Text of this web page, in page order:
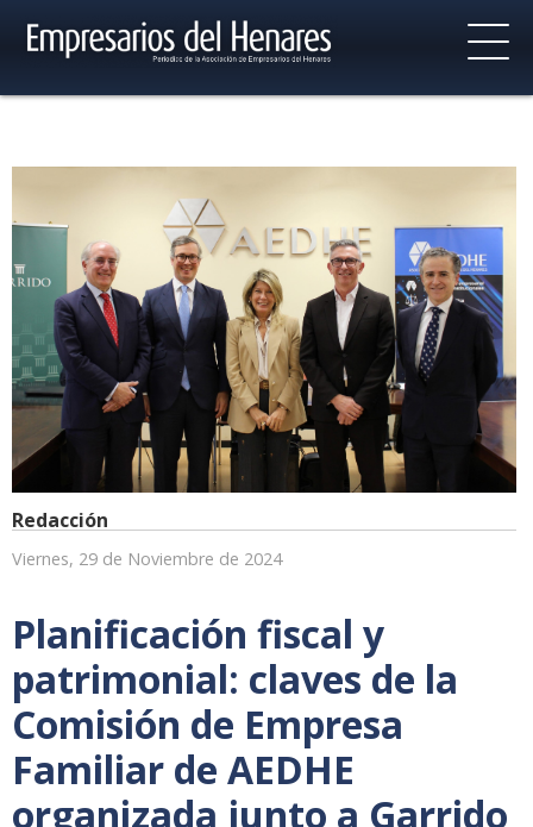
Redacción
Viernes, 29 de Noviembre de 2024
Planificación fiscal y
patrimonial: claves de la
Comisión de Empresa
Familiar de AEDHE
organizada junto a Garrido